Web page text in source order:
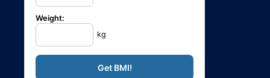
Weight:
kg